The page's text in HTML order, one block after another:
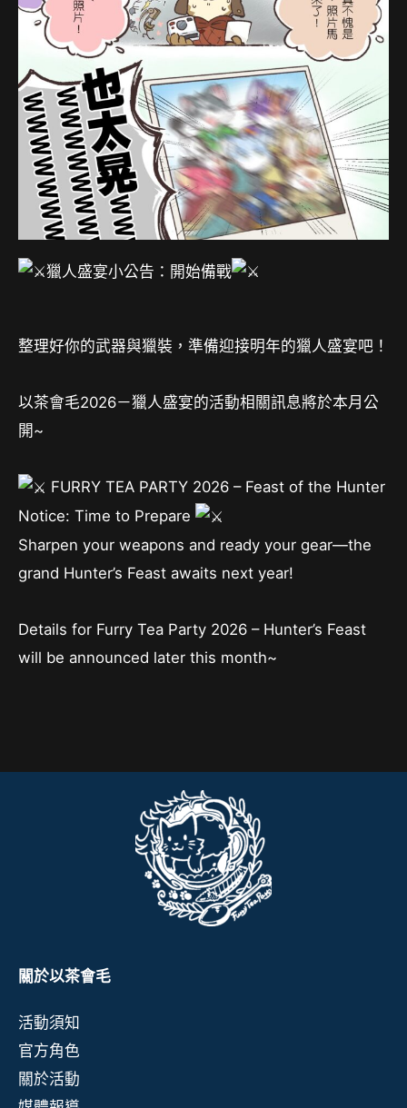
獵人盛宴小公告：開始備戰
整理好你的武器與獵裝，準備迎接明年的獵人盛宴吧！
以茶會毛2026－獵人盛宴的活動相關訊息將於本月公
開~
FURRY TEA PARTY 2026 – Feast of the Hunter
Notice: Time to Prepare
Sharpen your weapons and ready your gear—the
grand Hunter’s Feast awaits next year!
Details for Furry Tea Party 2026 – Hunter’s Feast
will be announced later this month~
關於以茶會毛
活動須知
官方角色
關於活動